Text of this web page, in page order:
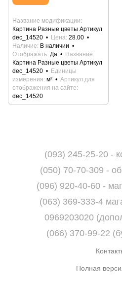
Название модификации
Картина Разные цветы Артикул
dec_14520
Цена 28.00
Наличие
В наличии
Отображать Да
Название
Картина Разные цветы Артикул
dec_14520
Единицы
измерения м²
Артикул для
отображения на сайте
dec_14520
(093) 245-25-20 -
(050) 70-70-309 -
(096) 920-40-60 -
(063) 369-333-4
0969203020
(066) 370-99-22
Полная